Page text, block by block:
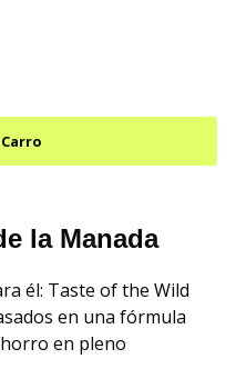
la Manada
él: Taste of the Wild
en una fórmula
en pleno